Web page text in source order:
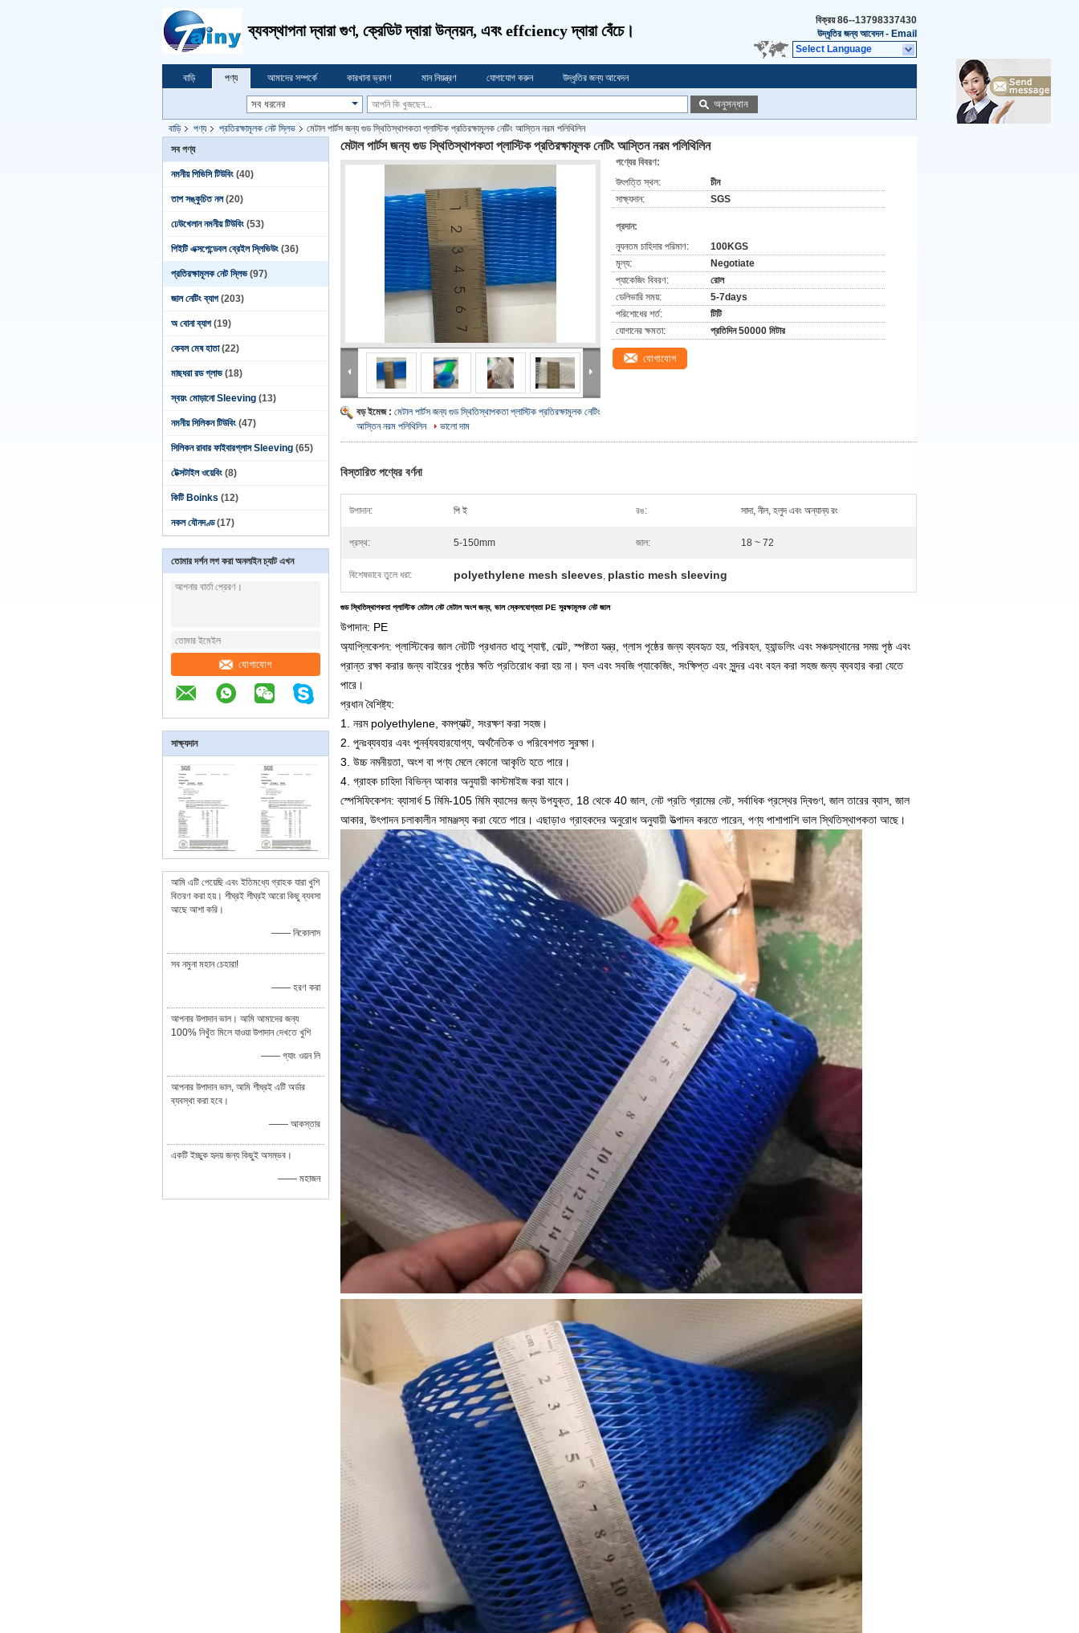
ব্যবস্থাপনা দ্বারা গুণ, ক্রেডিট দ্বারা উন্নয়ন, এবং effciency দ্বারা বেঁচে।
বিক্রয়86--13798337430
উদ্ধৃতির জন্য আবেদন- Email
Select Language
বাড়ি পণ্য আমাদের সম্পর্কে কারখানা ভ্রমণ মান নিয়ন্ত্রণ যোগাযোগ করুন উদ্ধৃতির জন্য আবেদন
অনুসন্ধান
বাড়ি পণ্য প্রতিরক্ষামূলক নেট স্লিভ
মেটাল পার্টস জন্য গুড স্থিতিস্থাপকতা প্লাস্টিক প্রতিরক্ষামূলক নেটিং আস্তিন নরম পলিথিলিন
সব পণ্য
নমনীয় পিভিসি টিউবিং (40)
তাপ সঙ্কুচিত নল (20)
ঢেউখেলান নমনীয় টিউবিং (53)
পিইটি এক্সপেন্ডেবল ব্রেইল স্লিভিউং (36)
প্রতিরক্ষামূলক নেট স্লিভ (97)
জাল নেটিং ব্যাগ (203)
অ বোনা ব্যাগ (19)
কেবল মেষ হাতা (22)
মাছধরা রড গ্লাভ (18)
স্বয়ং মোড়ানো Sleeving (13)
নমনীয় সিলিকন টিউবিং (47)
সিলিকন রাবার ফাইবারগ্লাস Sleeving (65)
টেক্সটাইল ওয়েবিং (8)
কিটি Boinks (12)
নকল যৌনদণ্ড (17)
তোমার দর্শন লগ করা অনলাইন চ্যাট এখন
যোগাযোগ
সাক্ষ্যদান
আমি এটি পেয়েছি এবং ইতিমধ্যে গ্রাহক যারা খুশি
বিতরণ করা হয়। শীঘ্রই শীঘ্রই আরো কিছু ব্যবসা
আছে আশা করি।
—— নিকোলাস
সব নমুনা মহান চেহারা!
—— হরণ করা
আপনার উপাদান ভাল। আমি আমাদের জন্য
100% নিখুঁত মিলে যাওয়া উপাদান দেখতে খুশি
—— গ্যাং ওয়ন লি
আপনার উপাদান ভাল, আমি শীঘ্রই এটি অর্ডার
ব্যবস্থা করা হবে।
—— আকস্তার
একটি ইচ্ছুক হৃদয় জন্য কিছুই অসম্ভব।
—— মহাজন
মেটাল পার্টস জন্য গুড স্থিতিস্থাপকতা প্লাস্টিক প্রতিরক্ষামূলক নেটিং আস্তিন নরম পলিথিলিন
বড় ইমেজ : মেটাল পার্টস জন্য গুড স্থিতিস্থাপকতা প্লাস্টিক প্রতিরক্ষামূলক নেটিং
আস্তিন নরম পলিথিলিন
ভালো দাম
পণ্যের বিবরণ:
উৎপত্তি স্থল:
চীন
সাক্ষ্যদান:
SGS
প্রদান:
ন্যূনতম চাহিদার পরিমাণ:
100KGS
মূল্য:
Negotiate
প্যাকেজিং বিবরণ:
রোল
ডেলিভারি সময়:
5-7days
পরিশোধের শর্ত:
টিটি
যোগানের ক্ষমতা:
প্রতিদিন 50000 মিটার
যোগাযোগ
বিস্তারিত পণ্যের বর্ণনা
উপাদান: পি ই রঙ: সাদা, নীল, হলুদ এবং অন্যান্য রং
প্রস্থ: 5-150mm জাল: 18 ~ 72
বিশেষভাবে তুলে ধরা: polyethylene mesh sleeves, plastic mesh sleeving
গুড স্থিতিস্থাপকতা প্লাস্টিক মেটাল নেট মেটাল অংশ জন্য, ভাল স্কেলযোগ্যতা PE সুরক্ষামূলক নেট জাল
উপাদান: PE
অ্যাপ্লিকেশন: প্লাস্টিকের জাল নেটটি প্রধানত ধাতু শ্যাফ্ট, বোল্ট, স্পষ্টতা যন্ত্র, গ্লাস পৃষ্ঠের জন্য ব্যবহৃত হয়, পরিবহন, হ্যান্ডলিং এবং সঞ্চয়স্থানের সময় পৃষ্ঠ এবং
প্রান্ত রক্ষা করার জন্য বাইরের পৃষ্ঠের ক্ষতি প্রতিরোধ করা হয় না। ফল এবং সবজি প্যাকেজিং, সংক্ষিপ্ত এবং সুন্দর এবং বহন করা সহজ জন্য ব্যবহার করা যেতে
পারে।
প্রধান বৈশিষ্ট্য:
1. নরম polyethylene, কমপ্যাক্ট, সংরক্ষণ করা সহজ।
2. পুনঃব্যবহার এবং পুনর্ব্যবহারযোগ্য, অর্থনৈতিক ও পরিবেশগত সুরক্ষা।
3. উচ্চ নমনীয়তা, অংশ বা পণ্য মেলে কোনো আকৃতি হতে পারে।
4. গ্রাহক চাহিদা বিভিন্ন আকার অনুযায়ী কাস্টমাইজ করা যাবে।
স্পেসিফিকেশন: ব্যাসার্ধ 5 মিমি-105 মিমি ব্যাসের জন্য উপযুক্ত, 18 থেকে 40 জাল, নেট প্রতি গ্রামের নেট, সর্বাধিক প্রস্থের দ্বিগুণ, জাল তারের ব্যাস, জাল
আকার, উৎপাদন চলাকালীন সামঞ্জস্য করা যেতে পারে। এছাড়াও গ্রাহকদের অনুরোধ অনুযায়ী উত্পাদন করতে পারেন, পণ্য পাশাপাশি ভাল স্থিতিস্থাপকতা আছে।